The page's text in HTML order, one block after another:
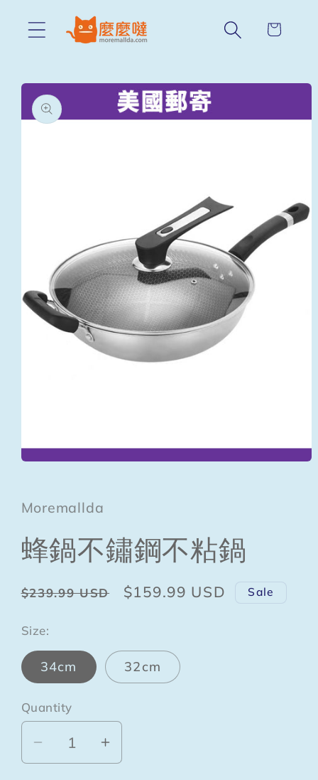
Skip to
content
Cart
Skip to
product
information
modal
Moremallda
蜂鍋不鏽鋼不粘鍋
Regular
$239.99 USD
Sale
$159.99 USD Sale
Size:
34cm 32cm
Quantity
Quantity
Decrease
quantity
Increase
quantity